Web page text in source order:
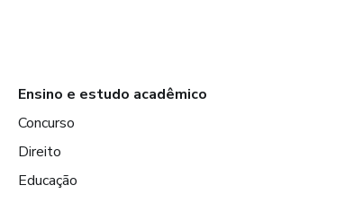
Ensino e estudo acadêmico
Concurso
Direito
Educação